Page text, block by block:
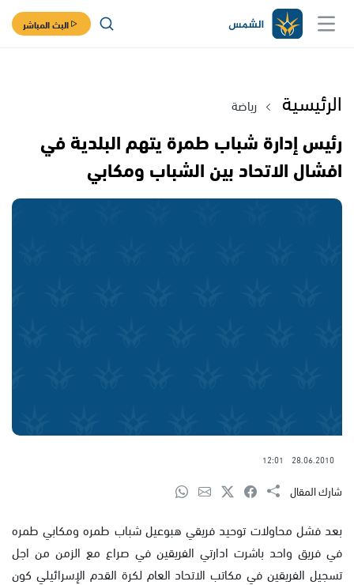
البث المباشر
الرئيسية رياضة
رئيس إدارة شباب طمرة يتهم البلدية في
افشال الاتحاد بين الشباب ومكابي
28.06.2010
12:01
شارك المقال
بعد فشل محاولات توحيد فريقي هبوعيل شباب طمره ومكابي طمره
في فريق واحد باشرت ادارتي الفريقين في صراع مع الزمن من اجل
تسجيل الفريقين في مكاتب الاتحاد العام لكرة القدم الإسرائيلي كون